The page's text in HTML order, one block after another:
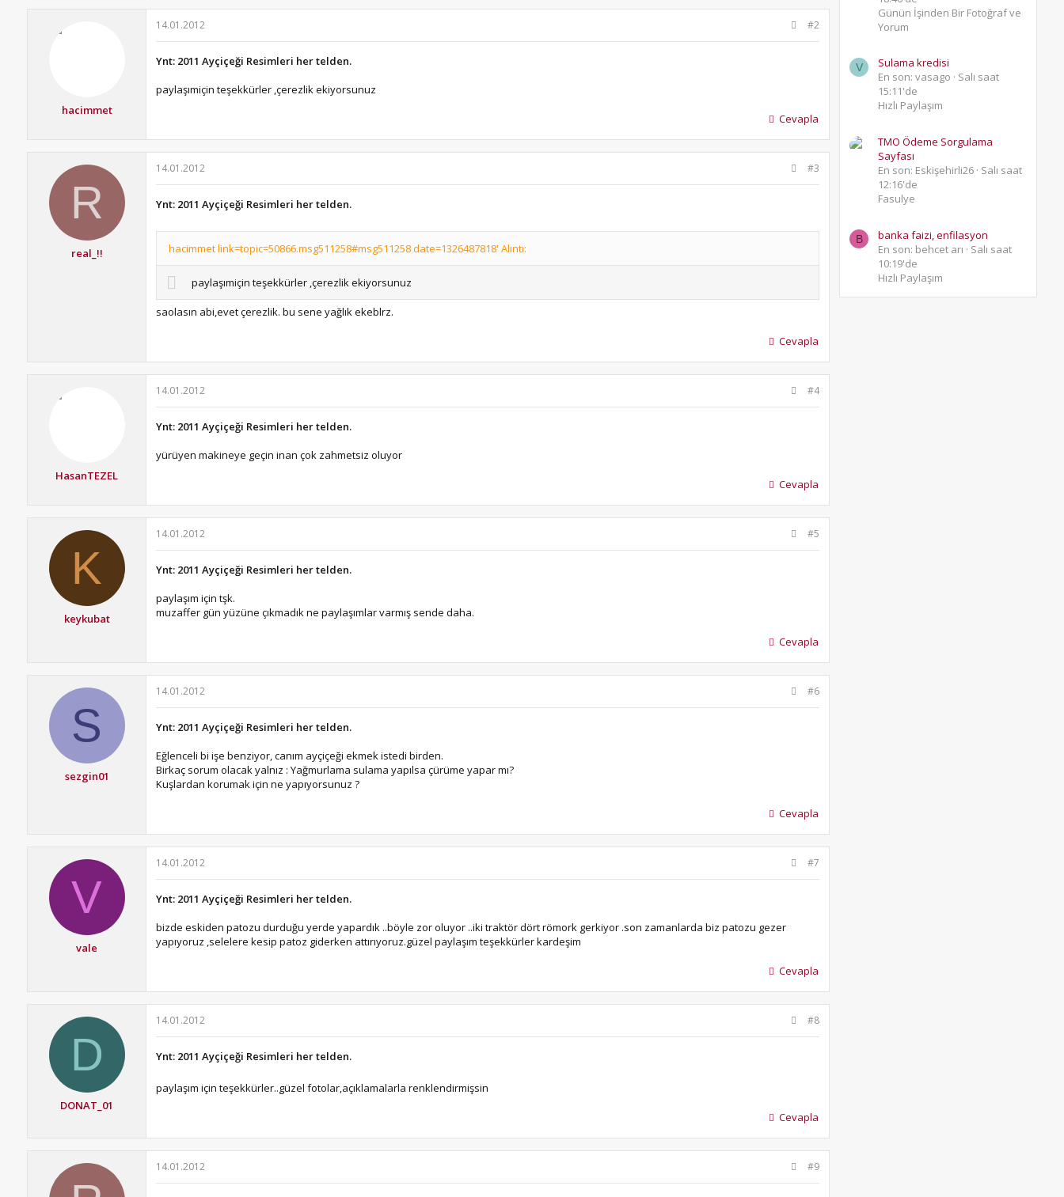
hacimmet
14.01.2012 #2
Ynt: 2011 Ayçiçeği Resimleri her telden.
paylaşımiçin teşekkürler ,çerezlik ekiyorsunuz
Cevapla
R
real_!!
14.01.2012 #3
Ynt: 2011 Ayçiçeği Resimleri her telden.
hacimmet link=topic=50866.msg511258#msg511258 date=1326487818' Alıntı:
paylaşımiçin teşekkürler ,çerezlik ekiyorsunuz
saolasın abi,evet çerezlik. bu sene yağlık ekeblrz.
Cevapla
HasanTEZEL
14.01.2012 #4
Ynt: 2011 Ayçiçeği Resimleri her telden.
yürüyen makineye geçin inan çok zahmetsiz oluyor
Cevapla
K
keykubat
14.01.2012 #5
Ynt: 2011 Ayçiçeği Resimleri her telden.
paylaşım için tşk.
muzaffer gün yüzüne çıkmadık ne paylaşımlar varmış sende daha.
Cevapla
S
sezgin01
14.01.2012 #6
Ynt: 2011 Ayçiçeği Resimleri her telden.
Eğlenceli bi işe benziyor, canım ayçiçeği ekmek istedi birden.
Birkaç sorum olacak yalnız : Yağmurlama sulama yapılsa çürüme yapar mı?
Kuşlardan korumak için ne yapıyorsunuz ?
Cevapla
V
vale
14.01.2012 #7
Ynt: 2011 Ayçiçeği Resimleri her telden.
bizde eskiden patozu durduğu yerde yapardık ..böyle zor oluyor ..iki traktör dört römork gerkiyor .son zamanlarda biz patozu gezer
yapıyoruz ,selelere kesip patoz giderken attırıyoruz.güzel paylaşım teşekkürler kardeşim
Cevapla
D
DONAT_01
14.01.2012 #8
Ynt: 2011 Ayçiçeği Resimleri her telden.
paylaşım için teşekkürler..güzel fotolar,açıklamalarla renklendirmişsin
Cevapla
14.01.2012 #9
Günün İşinden Bir Fotoğraf ve
Yorum
V
Sulama kredisi
En son: vasago
Salı saat
15:11'de
Hızlı Paylaşım
TMO Ödeme Sorgulama
Sayfası
En son: Eskişehirli26 Salı saat
12:16'de
Fasulye
B
banka faizi, enfilasyon
En son: behcet arı
Salı saat
10:19'de
Hızlı Paylaşım